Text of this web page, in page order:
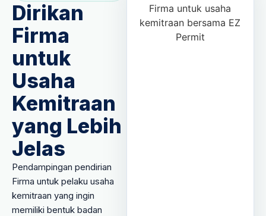
Dirikan
Firma
untuk
Usaha
Kemitraan
yang Lebih
Jelas
Pendampingan pendirian
Firma untuk pelaku usaha
kemitraan yang ingin
memiliki bentuk badan